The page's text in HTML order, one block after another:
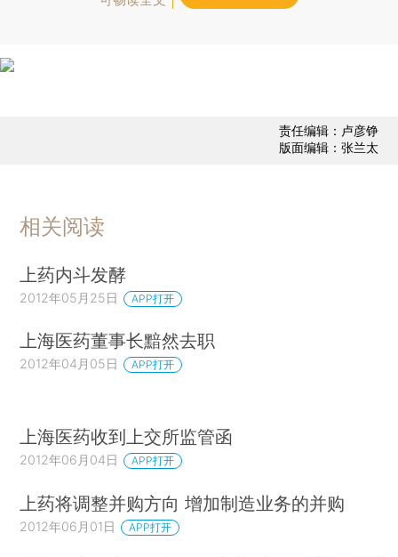
责任编辑：卢彦铮
版面编辑：张兰太
相关阅读
上药内斗发酵
2012年05月25日 APP打开
上海医药董事长黯然去职
2012年04月05日 APP打开
上海医药收到上交所监管函
2012年06月04日 APP打开
上药将调整并购方向 增加制造业务的并购
2012年06月01日 APP打开